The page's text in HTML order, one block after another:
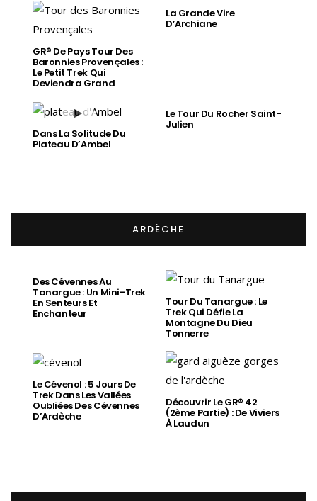
GR® De Pays Tour Des
Baronnies Provençales :
Le Petit Trek Qui
Deviendra Grand
La Grande Vire
D’Archiane
Dans La Solitude Du
Plateau D’Ambel
Le Tour Du Rocher Saint-
Julien
ARDÈCHE
Des Cévennes Au
Tanargue : Un Mini-Trek
En Senteurs Et
Enchanteur
Tour Du Tanargue : Le
Trek Qui Défie La
Montagne Du Dieu
Tonnerre
Le Cévenol : 5 Jours De
Trek Dans Les Vallées
Oubliées Des Cévennes
D’Ardèche
Découvrir Le GR® 42
(2ème Partie) : De Viviers
À Laudun